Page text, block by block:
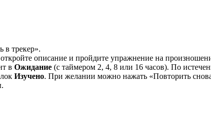
в трекер».
описание и пройдите упражнение на
в Ожидание (с таймером 2, 4, 8 или 16 часов). По
Изучено. При желании можно нажать «Повторить